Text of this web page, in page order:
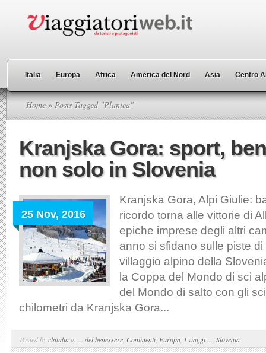
Italia Europa Africa America del Nord Asia Centro
Home » Posts Tagged "Planica"
Kranjska Gora: sport,
non solo in Slovenia
25 Nov, 2016
Kranjska Gora, Alpi Giulie:
ricordo torna alle vittorie di
epiche imprese degli altri
anno si sfidano sulle piste
villaggio alpino della
la Coppa del Mondo di sci
del Mondo di salto con gli
chilometri da Kranjska Gora...
Posted byclaudia in ... del benessere Continenti, Europa I viaggi ... Slovenia